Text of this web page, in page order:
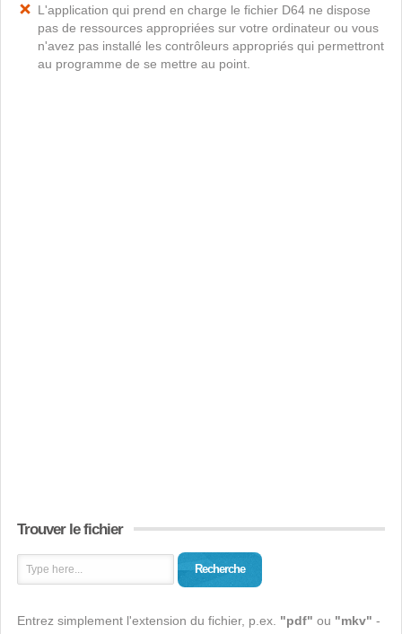
L'application qui prend en charge le fichier D64 ne dispose
pas de ressources appropriées sur votre ordinateur ou vous
n'avez pas installé les contrôleurs appropriés qui permettront
au programme de se mettre au point.
Trouver le fichier
Recherche
Entrez simplement l'extension du fichier, p.ex. "pdf" ou "mkv" -